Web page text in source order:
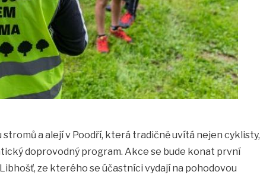
a alejí v Poodří, která tradičně uvítá nejen cyklisty,
doprovodný program. Akce se bude konat první
ze kterého se účastníci vydají na pohodovou